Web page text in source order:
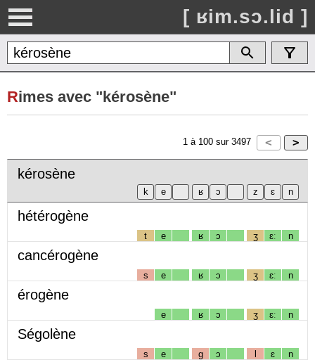
[ ʁim.sɔ.lid ]
Rimes avec "kérosène"
1 à 100 sur 3497
kérosène
hétérogène
t e ʁ ɔ ʒ ɛː n
cancérogène
s e ʁ ɔ ʒ ɛː n
érogène
e ʁ ɔ ʒ ɛː n
Ségolène
s e g ɔ l ɛ n